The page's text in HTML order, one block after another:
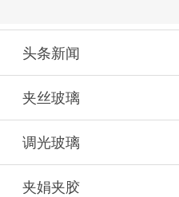
头条新闻
夹丝玻璃
调光玻璃
夹娟夹胶